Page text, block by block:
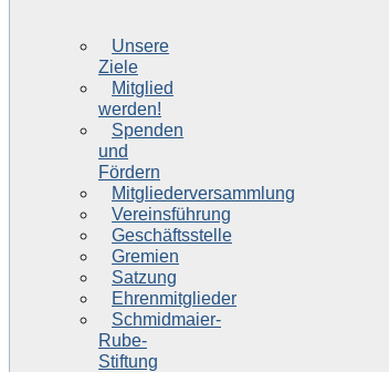
Unsere
Ziele
Mitglied
werden!
Spenden
und
Fördern
Mitgliederversammlung
Vereinsführung
Geschäftsstelle
Gremien
Satzung
Ehrenmitglieder
Schmidmaier-
Rube-
Stiftung